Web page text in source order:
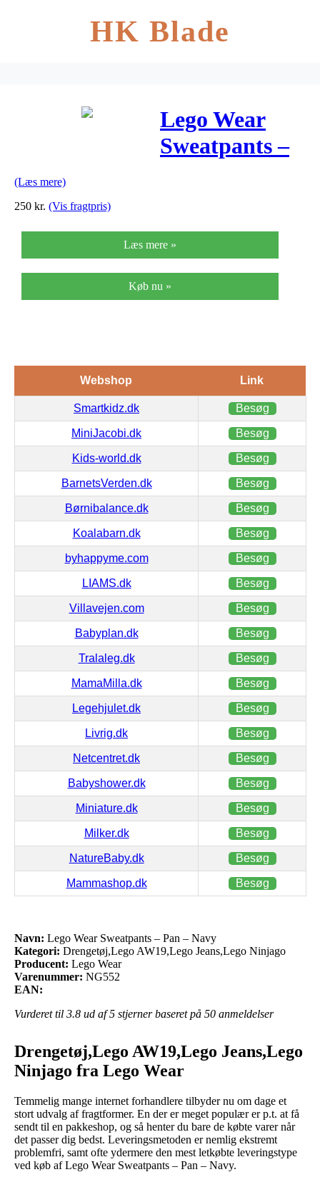
HK Blade
Lego Wear
Sweatpants –
(Læs mere)
250 kr. (Vis fragtpris)
Læs mere »
Køb nu »
Webshop Link
Smartkidz.dk Besøg
MiniJacobi.dk Besøg
Kids-world.dk Besøg
BarnetsVerden.dk Besøg
Børnibalance.dk Besøg
Koalabarn.dk Besøg
byhappyme.com Besøg
LIAMS.dk Besøg
Villavejen.com Besøg
Babyplan.dk Besøg
Tralaleg.dk Besøg
MamaMilla.dk Besøg
Legehjulet.dk Besøg
Livrig.dk Besøg
Netcentret.dk Besøg
Babyshower.dk Besøg
Miniature.dk Besøg
Milker.dk Besøg
NatureBaby.dk Besøg
Mammashop.dk Besøg
Navn: Lego Wear Sweatpants – Pan – Navy
Kategori: Drengetøj,Lego AW19,Lego Jeans,Lego Ninjago
Producent: Lego Wear
Varenummer: NG552
EAN:
Vurderet til 3.8 ud af 5 stjerner baseret på 50 anmeldelser
Drengetøj,Lego AW19,Lego Jeans,Lego
Ninjago fra Lego Wear
Temmelig mange internet forhandlere tilbyder nu om dage et
stort udvalg af fragtformer. En der er meget populær er p.t. at få
sendt til en pakkeshop, og så henter du bare de købte varer når
det passer dig bedst. Leveringsmetoden er nemlig ekstremt
problemfri, samt ofte ydermere den mest letkøbte leveringstype
ved køb af Lego Wear Sweatpants – Pan – Navy.